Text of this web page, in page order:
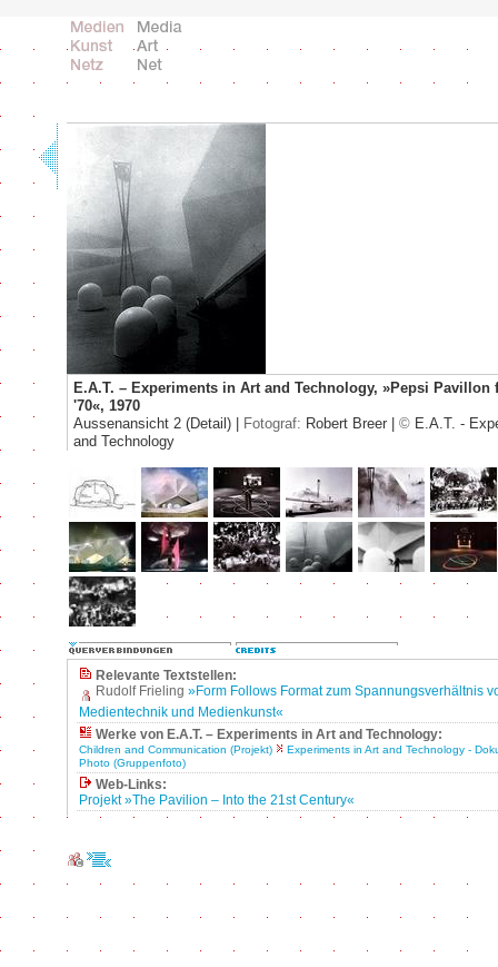
E.A.T. – Experiments in Art and Technology, »Pepsi Pavillon
'70«, 1970
Aussenansicht 2 (Detail) |
Fotograf: Robert Breer | © E.A.T. -
and Technology
Relevante Textstellen:
Rudolf Frieling »Form Follows Format zum Spannungsverhältnis
Medientechnik und Medienkunst«
Werke von E.A.T. – Experiments in Art and Technology:
Children and Communication (Projekt)
Experiments in Art and Technology -
Photo (Gruppenfoto)
Web-Links:
Projekt »The Pavilion – Into the 21st Century«